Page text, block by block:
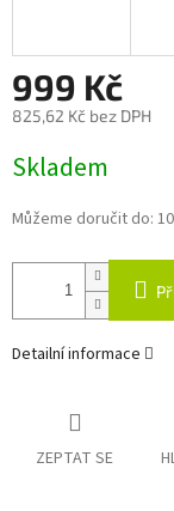
999 Kč
825,62 Kč bez DPH
cena:
Skladem
Můžeme doručit do:
Detailní informace
ZEPTAT SE